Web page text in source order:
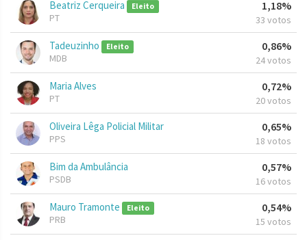
Beatriz Cerqueira Eleito
PT
1,18%
33 votos
Tadeuzinho Eleito
MDB
0,86%
24 votos
Maria Alves
PT
0,72%
20 votos
Oliveira Lêga Policial Militar
PPS
0,65%
18 votos
Bim da Ambulância
PSDB
0,57%
16 votos
Mauro Tramonte Eleito
PRB
0,54%
15 votos